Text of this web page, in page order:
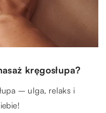
kręgosłupa?
– ulga, relaks i